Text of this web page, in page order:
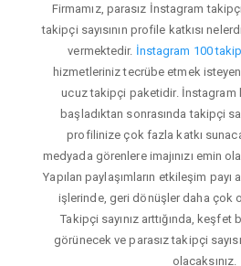
Firmamız, parasız İnstagram takipçi
takipçi sayısının profile katkısı
vermektedir. İnstagram 100
hizmetleriniz tecrübe etmek
ucuz takipçi paketidir. İnstagram
başladıktan sonrasında takipçi
profilinize çok fazla katkı
medyada görenlere imajınızı emin
Yapılan paylaşımların etkileşim
işlerinde, geri dönüşler daha çok
Takipçi sayınız arttığında,
görünecek ve parasız takipçi
olacaksınız.